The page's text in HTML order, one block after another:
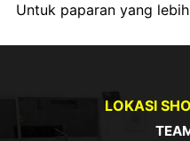
Untuk paparan yang
LOKASI